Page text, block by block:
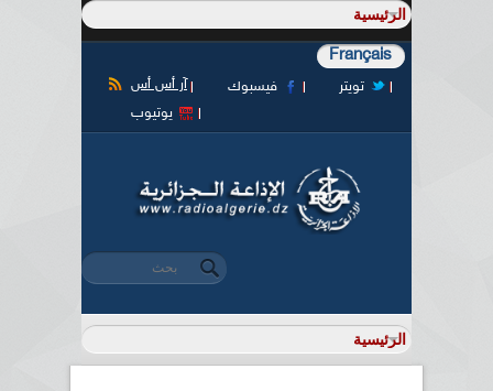
Français
آر أس أس فيسبوك
تويتر
يوتيوب
استمارة البحث
‏بحث ‏